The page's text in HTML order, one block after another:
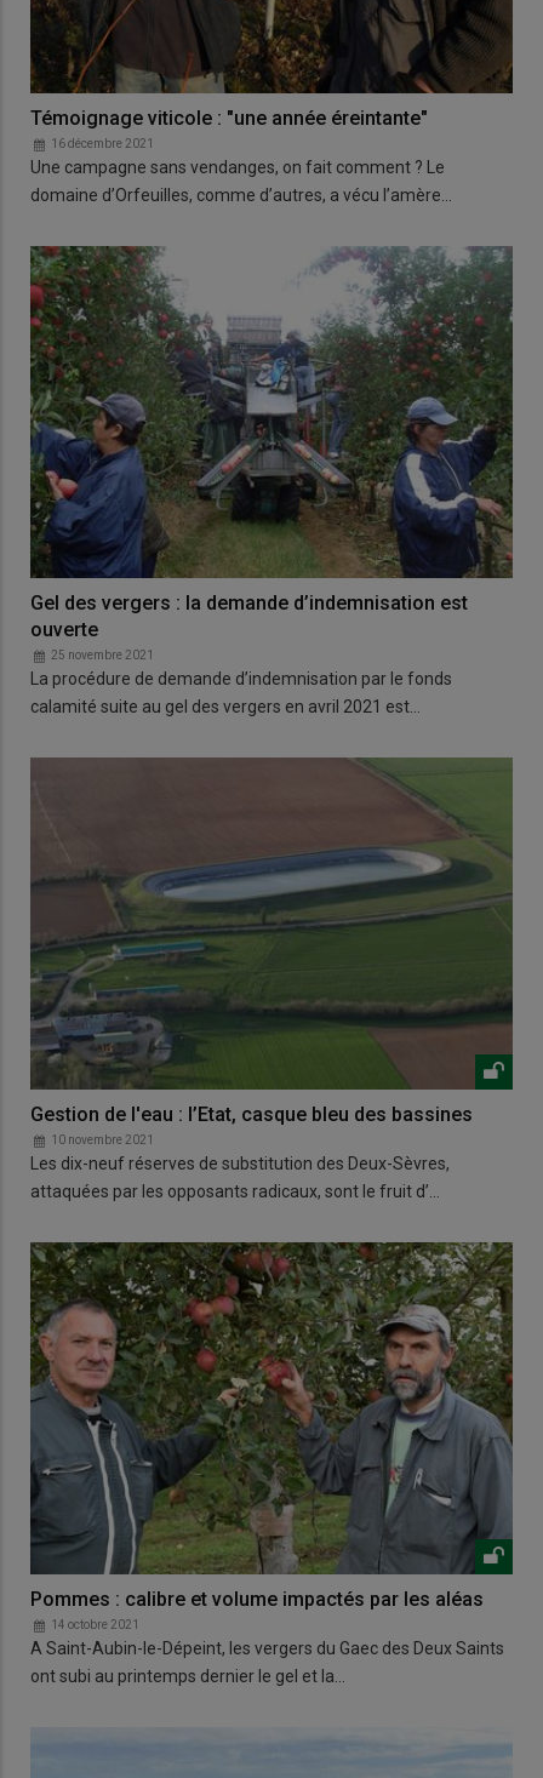
Témoignage viticole : "une année éreintante"
16 décembre 2021
Une campagne sans vendanges, on fait comment ? Le
domaine d’Orfeuilles, comme d’autres, a vécu l’amère…
Gel des vergers : la demande d’indemnisation est
ouverte
25 novembre 2021
La procédure de demande d’indemnisation par le fonds
calamité suite au gel des vergers en avril 2021 est…
Gestion de l'eau : l’Etat, casque bleu des bassines
10 novembre 2021
Les dix-neuf réserves de substitution des Deux-Sèvres,
attaquées par les opposants radicaux, sont le fruit d’…
Pommes : calibre et volume impactés par les aléas
14 octobre 2021
A Saint-Aubin-le-Dépeint, les vergers du Gaec des Deux Saints
ont subi au printemps dernier le gel et la…